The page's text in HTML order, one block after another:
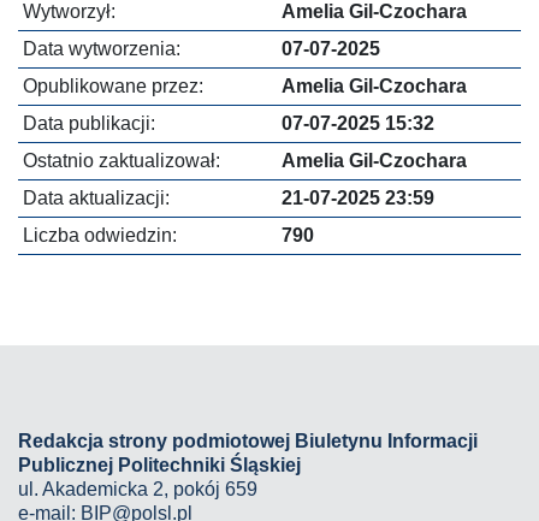
Wytworzył:
Amelia Gil-Czochara
Data wytworzenia:
07-07-2025
Opublikowane przez:
Amelia Gil-Czochara
Data publikacji:
07-07-2025 15:32
Ostatnio zaktualizował:
Amelia Gil-Czochara
Data aktualizacji:
21-07-2025 23:59
Liczba odwiedzin:
790
Redakcja strony podmiotowej Biuletynu Informacji
Publicznej Politechniki Śląskiej
ul. Akademicka 2, pokój 659
e-mail: BIP@polsl.pl